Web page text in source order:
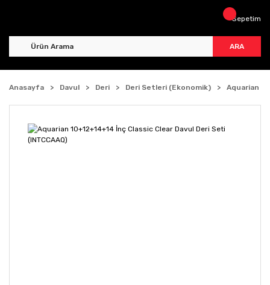
ARA
Sepetim
Anasayfa Davul Deri Deri Setleri (Ekonomik) Aquarian